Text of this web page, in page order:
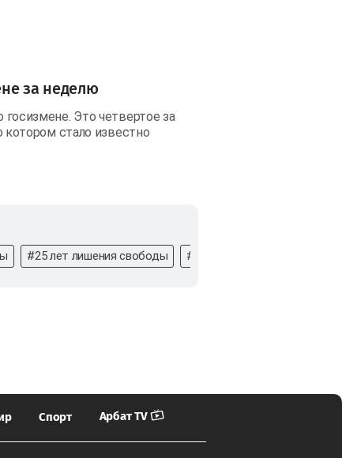
за неделю
Это четвертое за
стало известно
#25 лет лишения свободы #контрабанда
Спорт Арбат TV